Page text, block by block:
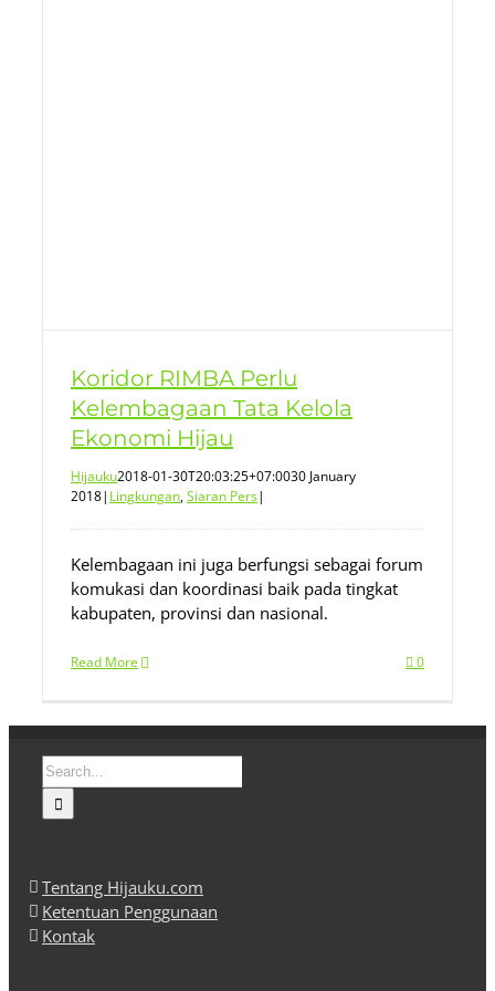
Koridor RIMBA Perlu
Kelembagaan Tata Kelola
Ekonomi Hijau
Hijauku2018-01-30T20:03:25+07:0030 January
2018| Lingkungan,Siaran Pers|
Kelembagaan ini juga berfungsi sebagai forum
komukasi dan koordinasi baik pada tingkat
kabupaten, provinsi dan nasional.
Read More 0
Search
for:
Tentang Hijauku.com
Ketentuan Penggunaan
Kontak